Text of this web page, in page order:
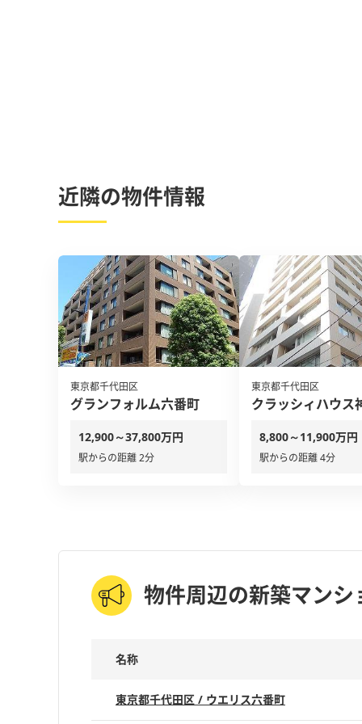
近隣の物件情報
東京都千代田区
グランフォルム六番町
12,900～37,800万円
駅からの距離 2分
東京都千代田区
クラッシィハウス
8,800～11,900万円
駅からの距離 4分
物件周辺の新築マンシ
名称
東京都千代田区 / ウエリス六番町